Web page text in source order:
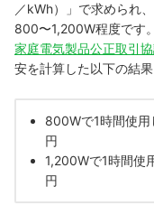
／kWh）」で求められ
800〜1,200W程度です
家庭電気製品公正取引
安を計算した以下の結
800Wで1時間使
円
1,200Wで1時間使
円